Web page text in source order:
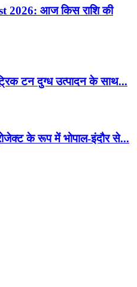
2026: आज किस राशि की
टन दुग्ध उत्पादन के साथ...
के रूप में भोपाल-इंदौर से...